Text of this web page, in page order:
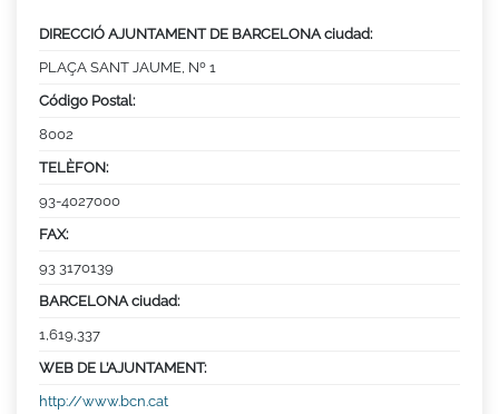
DIRECCIÓ AJUNTAMENT DE BARCELONA ciudad:
PLAÇA SANT JAUME, Nº 1
Código Postal:
8002
TELÈFON:
93-4027000
FAX:
93 3170139
BARCELONA ciudad:
1,619,337
WEB DE L’AJUNTAMENT:
http://www.bcn.cat